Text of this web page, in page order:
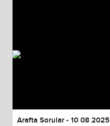
Arafta Sorular - 10 08 2025